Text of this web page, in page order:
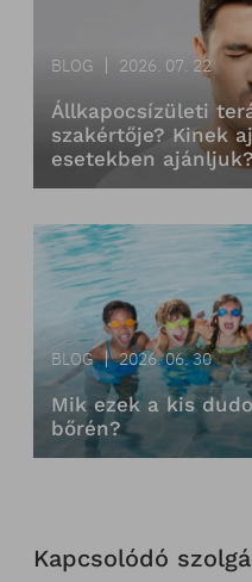
BLOG 2026. 07. 22
Állkapocsízületi
szakértője? Kinek
esetekben ajánljuk?
BLOG 2026. 06. 30
Mik ezek a kis
bőrén?
Kapcsolódó